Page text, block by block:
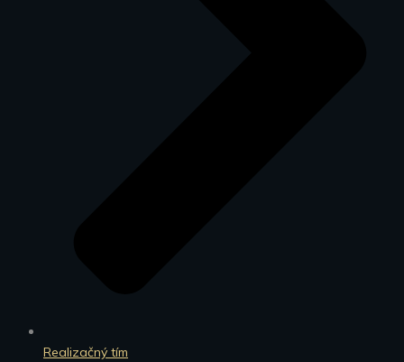
Realizačný tím